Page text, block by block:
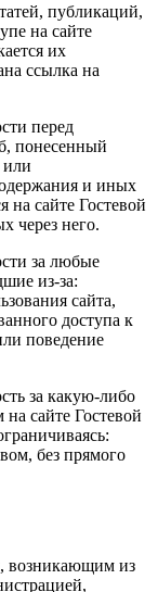
публикаций,
на сайте
их
ссылка на
перед
понесенный
или
и иных
сайте Гостевой
через него.
за любые
из-за:
сайта,
доступа к
поведение
за какую-либо
сайте Гостевой
без прямого
возникающим из